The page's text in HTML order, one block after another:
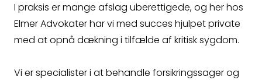
Om os
I praksis er mange afslag uberettigede, og her hos
Elmer Advokater har vi med succes hjulpet private
med at opnå dækning i tilfælde af kritisk sygdom.
Vi er specialister i at behandle forsikringssager og